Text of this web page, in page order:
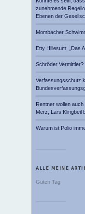
zunehmende
Ebenen der
Mombacher
Etty Hillesum: „Das
Schröder
Verfassungsschutz
Rentner wollen
Merz, Lars Klingbeil
Warum ist Polio
ALLE MEINE
Guten Tag